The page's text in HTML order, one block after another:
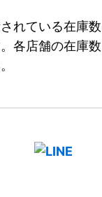
れている在庫
各店舗の在庫